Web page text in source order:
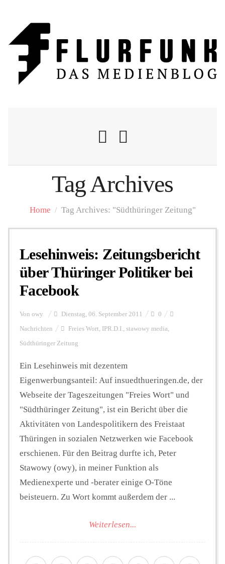
Nachrichten
Personalien
FUNKTURM-Beiträge
Podcast
Seminare
Unterstützen
Tag Archives
Home / Tag Archives: "Südthüringer Zeitung"
Lesehinweis: Zeitungsbericht
über Thüringer Politiker bei
Facebook
Von owy Dienstag, 06. September 2011 0
Nachrichten Freies Wort, IPR.D.I., stawowy media,
Südthüringer Zeitung
Ein Lesehinweis mit dezentem
Eigenwerbungsanteil: Auf insuedthueringen.de, der
Webseite der Tageszeitungen "Freies Wort" und
"Südthüringer Zeitung", ist ein Bericht über die
Aktivitäten von Landespolitikern des Freistaat
Thüringen in sozialen Netzwerken wie Facebook
erschienen. Für den Beitrag durfte ich, Peter
Stawowy (owy), in meiner Funktion als
Medienexperte und -berater einige O-Töne
beisteuern. Zu Wort kommt außerdem der ...
Weiterlesen...